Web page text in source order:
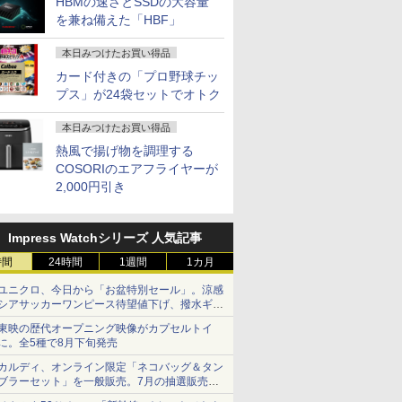
を兼ね備えた「HBF」
本日みつけたお買い得品
カード付きの「プロ野球チッ
プス」が24袋セットでオトク
本日みつけたお買い得品
熱風で揚げ物を調理する
COSORIのエアフライヤーが
2,000円引き
Impress Watchシリーズ 人気記事
24時間 1週間 1カ月
ニクロ、今日から「お盆特別セール」。涼感
アサッカーワンピース待望値下げ、撥水ギア
ョーツは1990円に
映の歴代オープニング映像がカプセルトイ
。全5種で8月下旬発売
ルディ、オンライン限定「ネコバッグ＆タン
ラーセット」を一般販売。7月の抽選販売の
選無効分